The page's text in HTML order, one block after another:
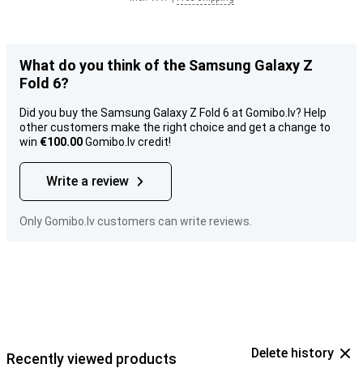
What do you think of the Samsung Galaxy Z
Fold 6?
Did you buy the Samsung Galaxy Z Fold 6 at Gomibo.lv? Help
other customers make the right choice and get a change to
win €100.00Gomibo.lv credit!
Write a review
Only Gomibo.lv customers can write reviews.
Recently viewed products Delete history